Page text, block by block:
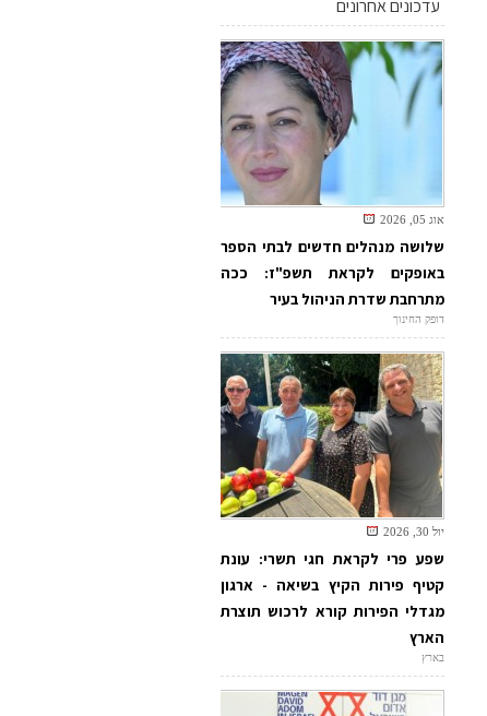
עדכונים אחרונים
אוג 05, 2026
שלושה מנהלים חדשים לבתי הספר
באופקים לקראת תשפ"ז: ככה
מתרחבת שדרת הניהול בעיר
דופק החינוך
יול 30, 2026
שפע פרי לקראת חגי תשרי: עונת
קטיף פירות הקיץ בשיאה - ארגון
מגדלי הפירות קורא לרכוש תוצרת
הארץ
בארץ